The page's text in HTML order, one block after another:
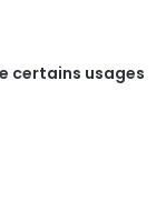
certains usages